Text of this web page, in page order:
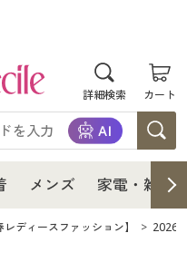
詳細検索 カート
メンズ 家電・雑貨
ディースファッション】 2026